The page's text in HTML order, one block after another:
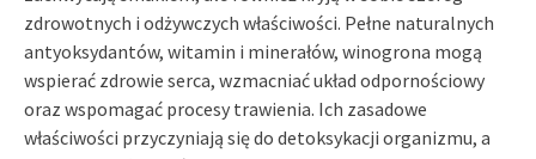
zdrowotnych i odżywczych właściwości. Pełne naturalnych
antyoksydantów, witamin i minerałów, winogrona mogą
wspierać zdrowie serca, wzmacniać układ odpornościowy
oraz wspomagać procesy trawienia. Ich zasadowe
właściwości przyczyniają się do detoksykacji organizmu, a